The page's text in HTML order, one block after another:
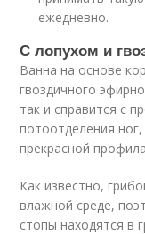
ежедневно.
С лопухом и
Ванна на основе
гвоздичного
так и справится с
потоотделения
прекрасной
Как известно,
влажной среде,
стопы находятся в